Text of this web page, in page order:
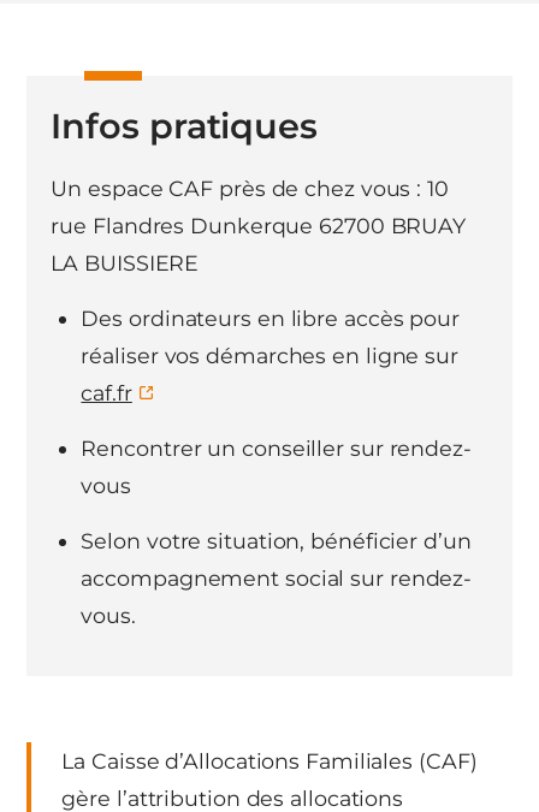
La Caisse d’Allocations Familiales (CAF)
gère l’attribution des allocations
Infos pratiques
Un espace CAF près de chez vous : 10
rue Flandres Dunkerque 62700 BRUAY
LA BUISSIERE
Des ordinateurs en libre accès pour
réaliser vos démarches en ligne sur
caf.fr
Rencontrer un conseiller sur rendez-
vous
Selon votre situation, bénéficier d’un
accompagnement social sur rendez-
vous.